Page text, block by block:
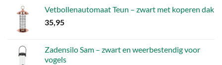
Vetbollenautomaat Teun – zwart met koperen dak
35,95
Zadensilo Sam – zwart en weerbestendig voor
vogels